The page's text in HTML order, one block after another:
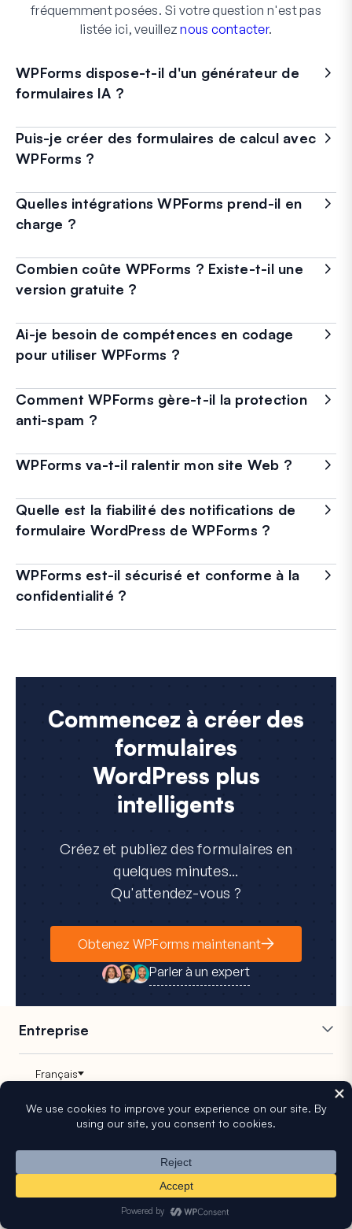
fréquemment posées. Si votre question n'est pas
listée ici, veuilleznous contacter.
WPForms dispose-t-il d'un générateur de
formulaires IA ?
Puis-je créer des formulaires de calcul avec
WPForms ?
Quelles intégrations WPForms prend-il en
charge ?
Combien coûte WPForms ? Existe-t-il une
version gratuite ?
Ai-je besoin de compétences en codage
pour utiliser WPForms ?
Comment WPForms gère-t-il la protection
anti-spam ?
WPForms va-t-il ralentir mon site Web ?
Quelle est la fiabilité des notifications de
formulaire WordPress de WPForms ?
WPForms est-il sécurisé et conforme à la
confidentialité ?
Commencez à créer des
formulaires
WordPress plus
intelligents
Créez et publiez des formulaires en
quelques minutes...
Qu'attendez-vous ?
Obtenez WPForms maintenant
Parler à un expert
Entreprise
Témoignages
Contact
Blog
Divulgation FTC
Fonctionnalités principales
Créateur de formulaires en
Formulaires multipages
Champs répétitifs